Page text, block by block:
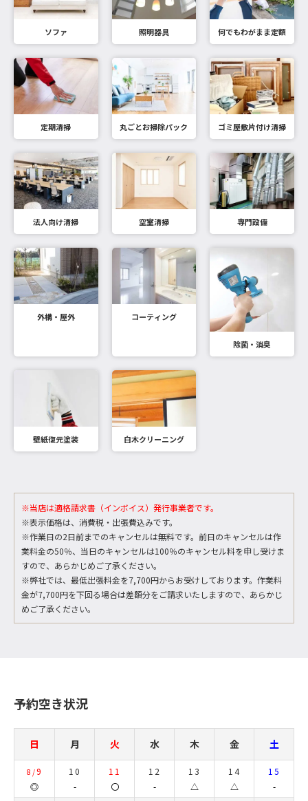
ソファ 照明器具 何でもわがまま定額
定期清掃 丸ごとお掃除パック ゴミ屋敷片付け清掃
法人向け清掃 空室清掃 専門設備
外構・屋外 コーティング
除菌・消臭
壁紙復元塗装 白木クリーニング
※当店は適格請求書（インボイス）発行事業者です。
※表示価格は、消費税・出張費込みです。
※作業日の2日前までのキャンセルは無料です。前日のキャンセルは作
業料金の50％、当日のキャンセルは100％のキャンセル料を申し受けま
すので、あらかじめご了承ください。
※弊社では、最低出張料金を7,700円からお受けしております。作業料
金が7,700円を下回る場合は差額分をご請求いたしますので、あらかじ
めご了承ください。
予約空き状況
日 月 火 水 木 金 土
8/9
◎
10
-
11
〇
12
-
13
△
14
△
15
-